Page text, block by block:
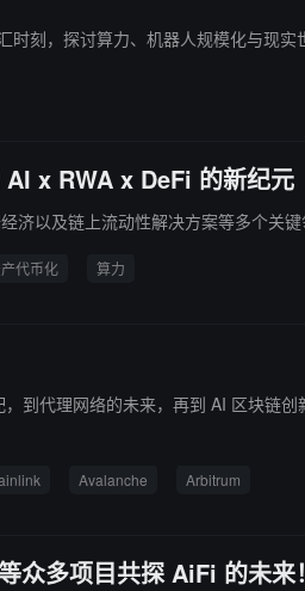
刻，探讨算力、机器人规模化与现实
x RWA x DeFi 的新纪元
以及链上流动性解决方案等多个关键
代币化 算力
到代理网络的未来，再到 AI 区块链
Avalanche Arbitrum
多项目共探 AiFi 的未来！